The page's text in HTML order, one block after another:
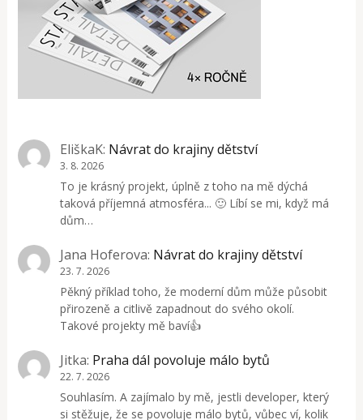
EliškaK: Návrat do krajiny dětství
3. 8. 2026
To je krásný projekt, úplně z toho na mě dýchá
taková příjemná atmosféra... 🙂 Líbí se mi, když má
dům…
Jana Hoferova: Návrat do krajiny dětství
23. 7. 2026
Pěkný příklad toho, že moderní dům může působit
přirozeně a citlivě zapadnout do svého okolí.
Takové projekty mě baví👍
Jitka: Praha dál povoluje málo bytů
22. 7. 2026
Souhlasím. A zajímalo by mě, jestli developer, který
si stěžuje, že se povoluje málo bytů, vůbec ví, kolik